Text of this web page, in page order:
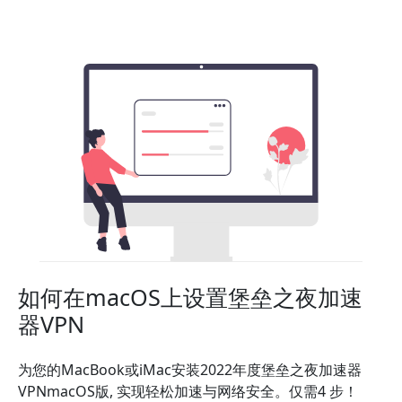
如何在macOS上设置堡垒之夜加速
器VPN
为您的MacBook或iMac安装2022年度堡垒之夜加速器
VPNmacOS版, 实现轻松加速与网络安全。仅需4 步！